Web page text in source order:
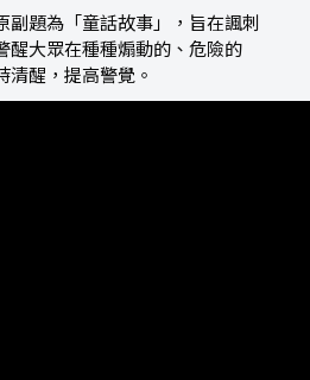
副題為「童話故事」，旨在諷刺
醒大眾在種種煽動的、危險的
清醒，提高警覺。